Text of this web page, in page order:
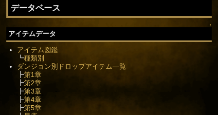
データベース
↑
アイテムデータ
アイテム図鑑
┗種類別
ダンジョン別ドロップアイテム一覧
┣第1章
┣第2章
┣第3章
┣第4章
┣第5章